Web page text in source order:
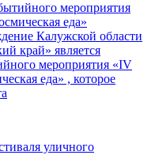
мероприятия
еда»
Калужской области
край» является
мероприятия «IV
еда» , которое
уличного